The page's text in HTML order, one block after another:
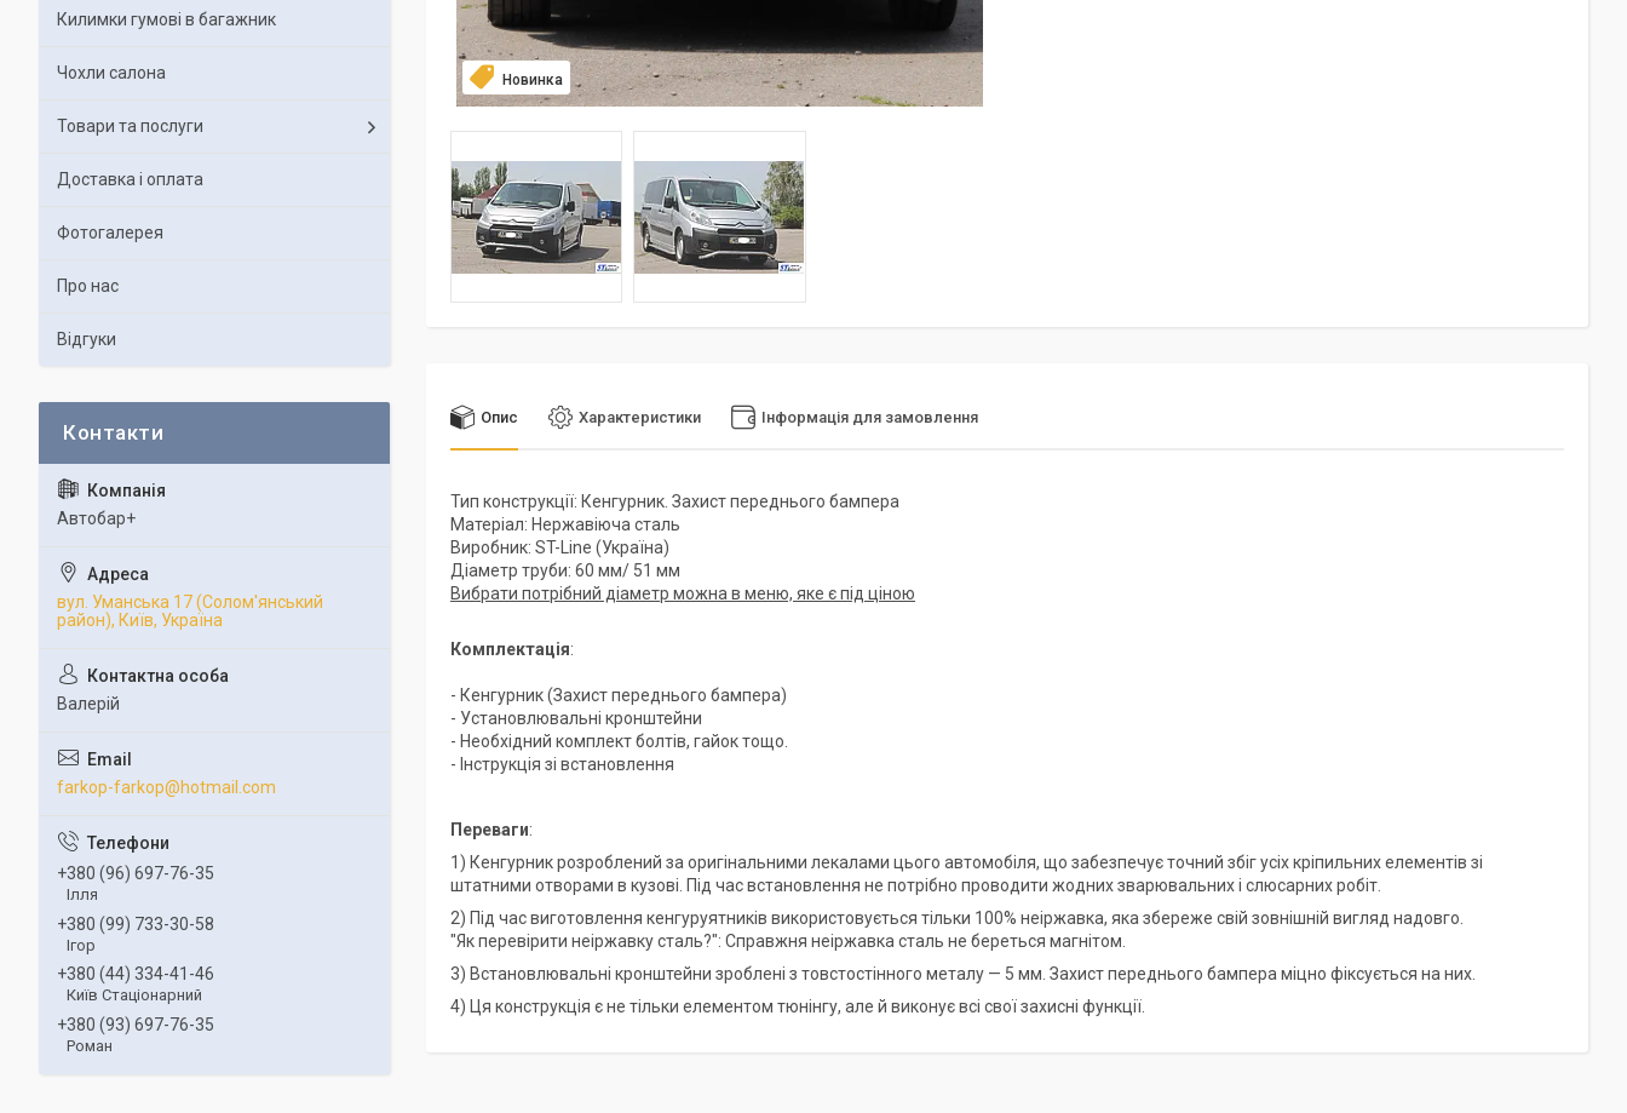
Новинка
Опис Характеристики Інформація для замовлення
Тип конструкції: Кенгурник. Захист переднього бампера
Матеріал: Нержавіюча сталь
Виробник: ST-Line (Україна)
Діаметр труби: 60 мм/ 51 мм
Вибрати потрібний діаметр можна в меню, яке є під ціною
Комплектація:
- Кенгурник (Захист переднього бампера)
- Установлювальні кронштейни
- Необхідний комплект болтів, гайок тощо.
- Інструкція зі встановлення
Переваги:
1) Кенгурник розроблений за оригінальними лекалами цього автомобіля, що забезпечує точний збіг усіх кріпильних елементів зі
штатними отворами в кузові. Під час встановлення не потрібно проводити жодних зварювальних і слюсарних робіт.
2) Під час виготовлення кенгуруятників використовується тільки 100% неіржавка, яка збереже свій зовнішній вигляд надовго.
"Як перевірити неіржавку сталь?": Справжня неіржавка сталь не береться магнітом.
3) Встановлювальні кронштейни зроблені з товстостінного металу — 5 мм. Захист переднього бампера міцно фіксується на них.
4) Ця конструкція є не тільки елементом тюнінгу, але й виконує всі свої захисні функції.
Килимки гумові в багажник
Чохли салона
Товари та послуги
Доставка і оплата
Фотогалерея
Про нас
Відгуки
Автобар+
вул. Уманська 17 (Солом'янський
район), Київ, Україна
Валерій
farkop-farkop@hotmail.com
+380 (96) 697-76-35
Ілля
+380 (99) 733-30-58
Ігор
+380 (44) 334-41-46
Київ Стаціонарний
+380 (93) 697-76-35
Роман